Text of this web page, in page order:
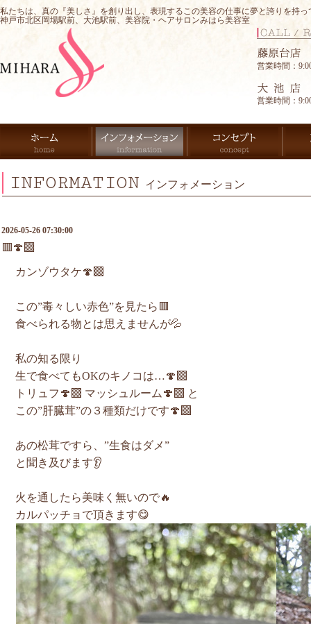
私たちは、真の『美しさ』を創り出し、表現するこの美容の仕事に夢と誇りを持
神戸市北区岡場駅前、大池駅前、美容院・ヘアサロンみはら美容室
営業時間：
営業時間：
INFORMATION インフォメーション
2026-05-26 07:30:00
🟥🍄‍🟫
カンゾウタケ🍄‍🟫
この”毒々しい赤色”を見たら🟥
食べられる物とは思えませんが💦
私の知る限り
生で食べてもOKのキノコは…🍄‍🟫
トリュフ🍄‍🟫 マッシュルーム🍄‍🟫 と
この”肝臓茸”の３種類だけです🍄‍🟫
あの松茸ですら、”生食はダメ”
と聞き及びます👂
火を通したら美味く無いので🔥
カルパッチョで頂きます😋